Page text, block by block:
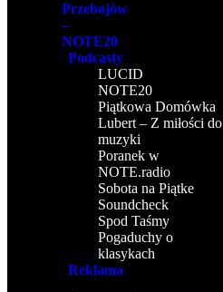
Przebojów
–
NOTE20
Podcasty
LUCID
NOTE20
Piątkowa Domówka
Lubert – Z miłości do
muzyki
Poranek w
NOTE.radio
Sobota na Piątke
Soundcheck
Spod Taśmy
Pogaduchy o
klasykach
Reklama